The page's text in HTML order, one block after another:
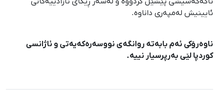
ئایینیش لەمپەری داناوە.
ناوەرۆکی ئەم بابەتە روانگەی نووسەرەکەیەتی و ئاژانسی
کوردپا لێی بەرپرسیار نییە.